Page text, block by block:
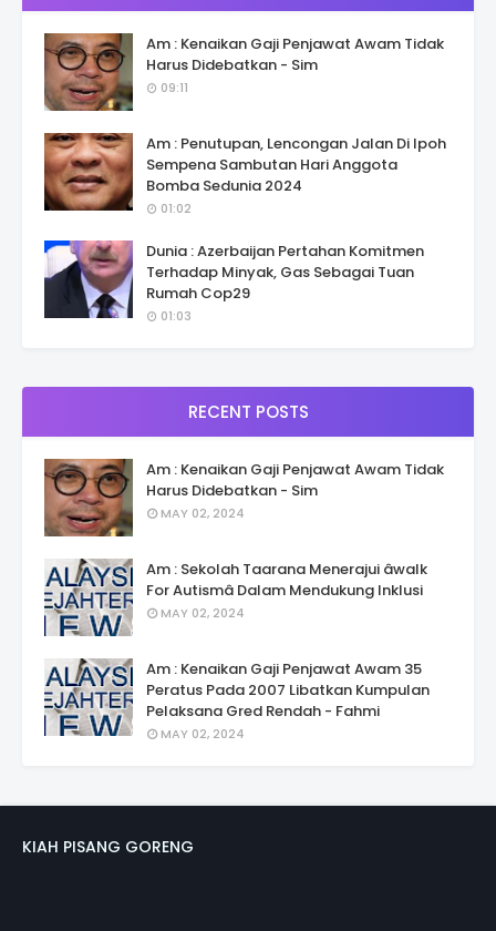
Am : Kenaikan Gaji Penjawat Awam Tidak
Harus Didebatkan - Sim
09:11
Am : Penutupan, Lencongan Jalan Di Ipoh
Sempena Sambutan Hari Anggota
Bomba Sedunia 2024
01:02
Dunia : Azerbaijan Pertahan Komitmen
Terhadap Minyak, Gas Sebagai Tuan
Rumah Cop29
01:03
RECENT POSTS
Am : Kenaikan Gaji Penjawat Awam Tidak
Harus Didebatkan - Sim
MAY 02, 2024
Am : Sekolah Taarana Menerajui âwalk
For Autismâ Dalam Mendukung Inklusi
MAY 02, 2024
Am : Kenaikan Gaji Penjawat Awam 35
Peratus Pada 2007 Libatkan Kumpulan
Pelaksana Gred Rendah - Fahmi
MAY 02, 2024
KIAH PISANG GORENG